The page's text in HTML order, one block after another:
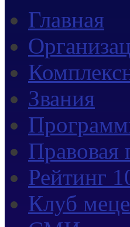
Главная
Звания
Правовая
Рейтинг
Клуб